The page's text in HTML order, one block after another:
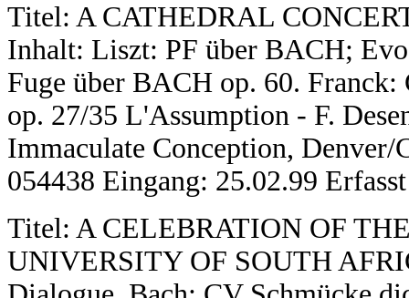
Titel: A CATHEDRAL
Inhalt: Liszt: PF über BACH;
Fuge über BACH op. 60.
op. 27/35 L'Assumption - F.
Immaculate Conception,
054438 Eingang: 25.02.99
Titel: A CELEBRATION OF
UNIVERSITY OF SOUTH